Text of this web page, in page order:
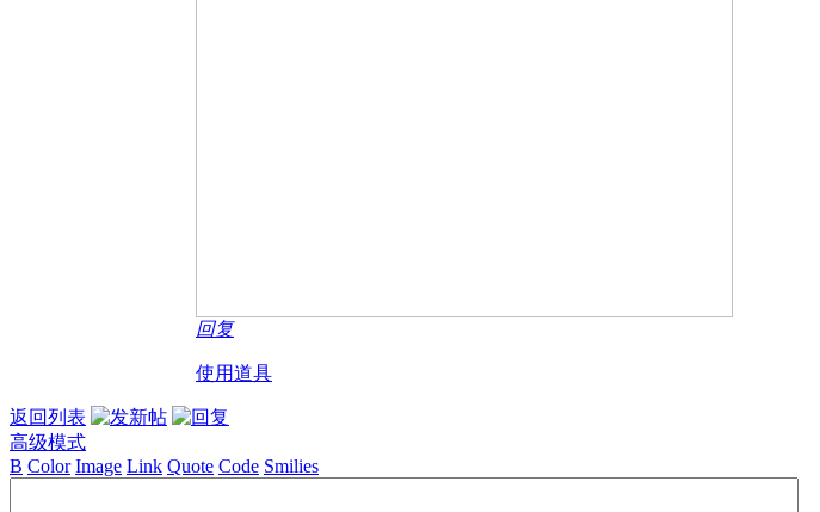
回复
使用道具
返回列表
高级模式
B Color Image Link Quote Code Smilies